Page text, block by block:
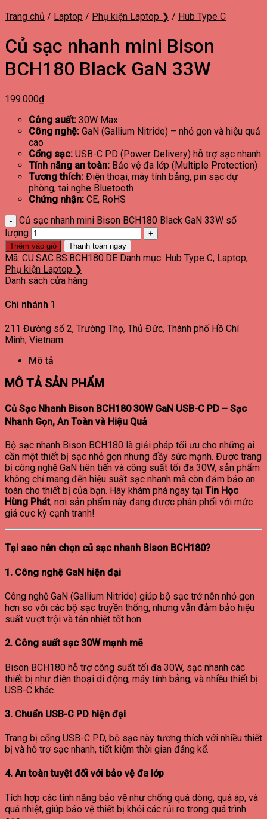
Trang chủ / Laptop / Phụ kiện Laptop ❯ / Hub Type C
Củ sạc nhanh mini Bison
BCH180 Black GaN 33W
199.000₫
Công suất: 30W Max
Công nghệ: GaN (Gallium Nitride) – nhỏ gọn và hiệu quả
cao
Cổng sạc: USB-C PD (Power Delivery) hỗ trợ sạc nhanh
Tính năng an toàn: Bảo vệ đa lớp (Multiple Protection)
Tương thích: Điện thoại, máy tính bảng, pin sạc dự
phòng, tai nghe Bluetooth
Chứng nhận: CE, RoHS
Củ sạc nhanh mini Bison BCH180 Black GaN 33W số
lượng
Thêm vào giỏ Thanh toán ngay
Mã: CU.SAC.BS.BCH180.DE Danh mục: Hub Type C, Laptop,
Phụ kiện Laptop ❯
Danh sách cửa hàng
Chi nhánh 1
211 Đường số 2, Trường Thọ, Thủ Đức, Thành phố Hồ Chí
Minh, Vietnam
Mô tả
MÔ TẢ SẢN PHẨM
Củ Sạc Nhanh Bison BCH180 30W GaN USB-C PD – Sạc
Nhanh Gọn, An Toàn và Hiệu Quả
Bộ sạc nhanh Bison BCH180 là giải pháp tối ưu cho những ai
cần một thiết bị sạc nhỏ gọn nhưng đầy sức mạnh. Được trang
bị công nghệ GaN tiên tiến và công suất tối đa 30W, sản phẩm
không chỉ mang đến hiệu suất sạc nhanh mà còn đảm bảo an
toàn cho thiết bị của bạn. Hãy khám phá ngay tại Tin Học
Hùng Phát, nơi sản phẩm này đang được phân phối với mức
giá cực kỳ cạnh tranh!
Tại sao nên chọn củ sạc nhanh Bison BCH180?
1. Công nghệ GaN hiện đại
Công nghệ GaN (Gallium Nitride) giúp bộ sạc trở nên nhỏ gọn
hơn so với các bộ sạc truyền thống, nhưng vẫn đảm bảo hiệu
suất vượt trội và tản nhiệt tốt hơn.
2. Công suất sạc 30W mạnh mẽ
Bison BCH180 hỗ trợ công suất tối đa 30W, sạc nhanh các
thiết bị như điện thoại di động, máy tính bảng, và nhiều thiết bị
USB-C khác.
3. Chuẩn USB-C PD hiện đại
Trang bị cổng USB-C PD, bộ sạc này tương thích với nhiều thiết
bị và hỗ trợ sạc nhanh, tiết kiệm thời gian đáng kể.
4. An toàn tuyệt đối với bảo vệ đa lớp
Tích hợp các tính năng bảo vệ như chống quá dòng, quá áp, và
quá nhiệt, giúp bảo vệ thiết bị khỏi các rủi ro trong quá trình